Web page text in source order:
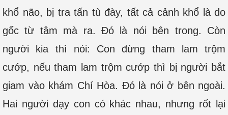
khổ não, bị tra tấn tù đày, tất cả cảnh khổ là do
gốc từ tâm mà ra. Đó là nói bên trong. Còn
người kia thì nói: Con đừng tham lam trộm
cướp, nếu tham lam trộm cướp thì bị người bắt
giam vào khám Chí Hòa. Đó là nói ở bên ngoài.
Hai người dạy con có khác nhau, nhưng rốt lại